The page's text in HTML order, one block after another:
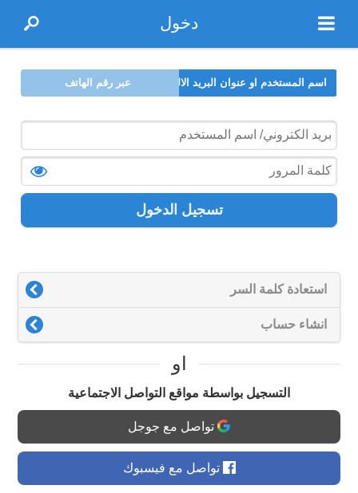
دخول
اسم المستخدم او عنوان البريد الالكتروني عبر رقم الهاتف
تسجيل الدخول
استعادة كلمة السر
انشاء حساب
او
التسجيل بواسطة مواقع التواصل الاجتماعية
تواصل مع جوجل
تواصل مع فيسبوك